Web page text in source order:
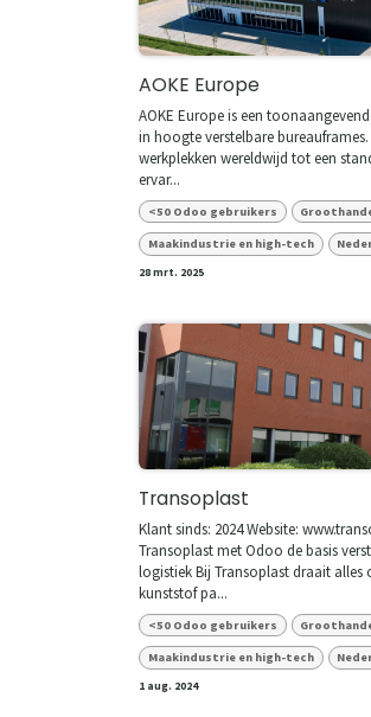
AOKE Europe
AOKE Europe is een
in hoogte verstelbare
werkplekken wereldwijd tot een
ervar...
<50 Odoo gebruikers
Maakindustrie en high-tech
28 mrt. 2025
Transoplast
Klant sinds: 2024 Website:
Transoplast met Odoo de basis
logistiek Bij Transoplast draait
kunststof pa...
<50 Odoo gebruikers
Maakindustrie en high-tech
1 aug. 2024